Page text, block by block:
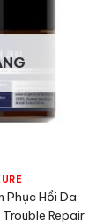
Phục Hồi Da
Trouble Repair